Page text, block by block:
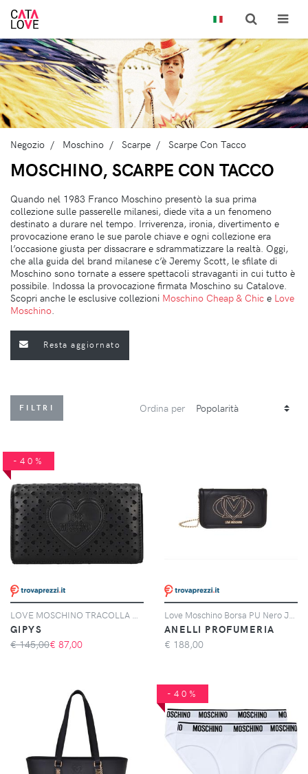
Negozio Moschino Scarpe Scarpe Con Tacco
MOSCHINO, SCARPE CON TACCO
Quando nel 1983 Franco Moschino presentò la sua prima
collezione sulle passerelle milanesi, diede vita a un fenomeno
destinato a durare nel tempo. Irriverenza, ironia, divertimento e
provocazione erano le sue parole chiave e ogni collezione era
l’occasione giusta per dissacrare e sdrammatizzare la realtà. Oggi,
che alla guida del brand milanese c’è Jeremy Scott, le sfilate di
Moschino sono tornate a essere spettacoli stravaganti in cui tutto è
possibile. Indossa la provocazione firmata Moschino su Catalove.
Scopri anche le esclusive collezioni Moschino Cheap & Chic e Love
Moschino
Resta aggiornato
FILTRI Ordina per
-40%
GIPYS
€ 145,00€ 87,00
ANELLI PROFUMERIA
€ 188,00
-40%